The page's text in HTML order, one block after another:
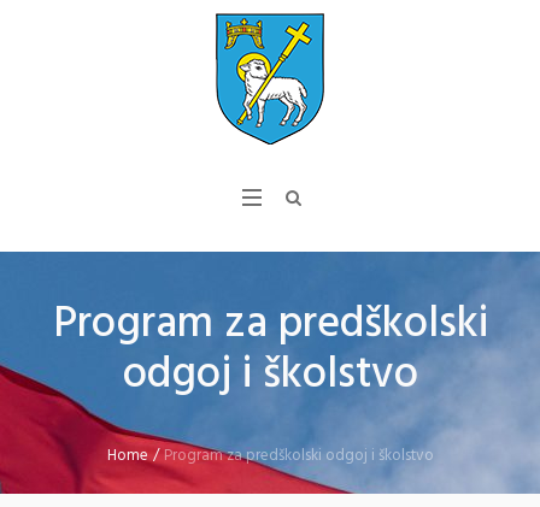
Program za predškolski
odgoj i školstvo
Home /Program za predškolski odgoj i školstvo